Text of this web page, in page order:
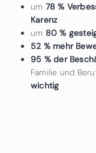
um 78 %
Karenz
um 80 %
52 % mehr
95 % der
Familie und
wichtig